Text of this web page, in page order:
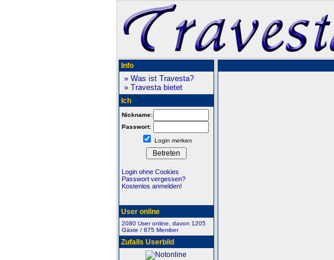
Info
» Was ist Travesta?
» Travesta bietet
Ich
Nickname:
Passwort:
Login merken
Login ohne Cookies
Passwort vergessen?
Kostenlos anmelden!
User online
2080 User online, davon 1205
Gäste / 875 Member
Zufalls Userbild